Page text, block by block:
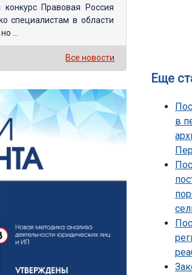
Еще
в
конкурс Правовая Россия
специалистам в области
...
Все новости